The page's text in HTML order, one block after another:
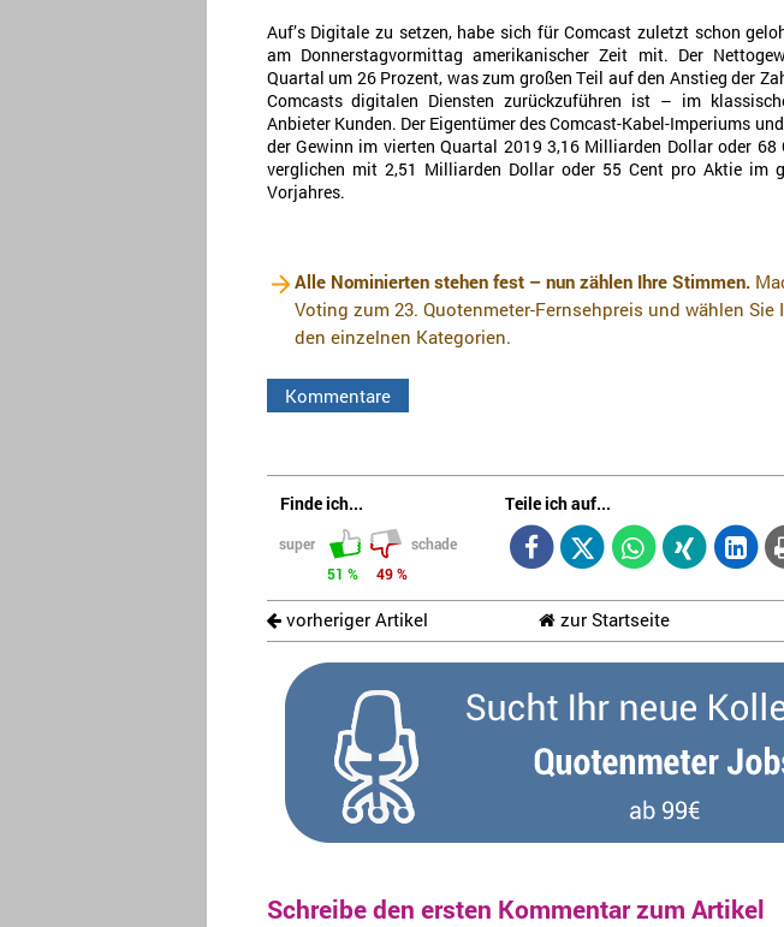
Auf’s Digitale zu setzen, habe sich für Comcast zuletzt schon
am Donnerstagvormittag amerikanischer Zeit mit. Der
Quartal um 26 Prozent, was zum großen Teil auf den Anstieg der
Comcasts digitalen Diensten zurückzuführen ist – im
Anbieter Kunden. Der Eigentümer des Comcast-Kabel-Imperiums
der Gewinn im vierten Quartal 2019 3,16 Milliarden Dollar oder 68
verglichen mit 2,51 Milliarden Dollar oder 55 Cent pro Aktie im
Vorjahres.
Alle Nominierten stehen fest – nun zählen Ihre Stimmen.
Voting zum 23. Quotenmeter-Fernsehpreis und wählen Sie
den einzelnen Kategorien.
Kommentare
Finde ich...
super
schade
51 %
49 %
Teile ich auf...
vorheriger Artikel zur Startseite
Schreibe den ersten Kommentar zum Artikel